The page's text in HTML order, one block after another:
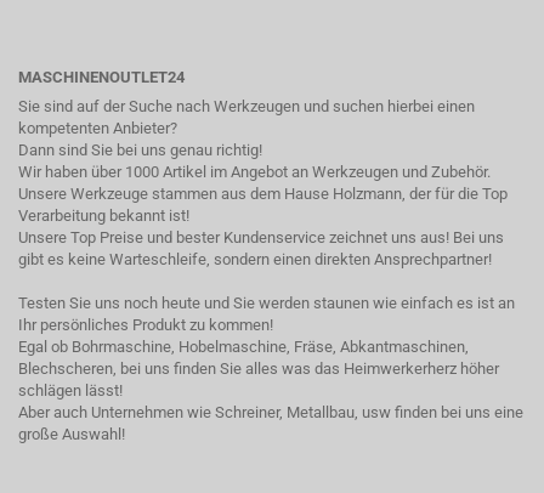
MASCHINENOUTLET24
Sie sind auf der Suche nach Werkzeugen und suchen hierbei einen
kompetenten Anbieter?
Dann sind Sie bei uns genau richtig!
Wir haben über 1000 Artikel im Angebot an Werkzeugen und Zubehör.
Unsere Werkzeuge stammen aus dem Hause Holzmann, der für die Top
Verarbeitung bekannt ist!
Unsere Top Preise und bester Kundenservice zeichnet uns aus! Bei uns
gibt es keine Warteschleife, sondern einen direkten Ansprechpartner!
Testen Sie uns noch heute und Sie werden staunen wie einfach es ist an
Ihr persönliches Produkt zu kommen!
Egal ob Bohrmaschine, Hobelmaschine, Fräse, Abkantmaschinen,
Blechscheren, bei uns finden Sie alles was das Heimwerkerherz höher
schlägen lässt!
Aber auch Unternehmen wie Schreiner, Metallbau, usw finden bei uns eine
große Auswahl!